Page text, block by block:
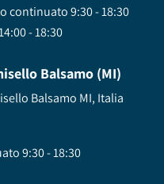
continuato 9:30 - 18:30
- 18:30
Balsamo (MI)
Balsamo MI, Italia
9:30 - 18:30